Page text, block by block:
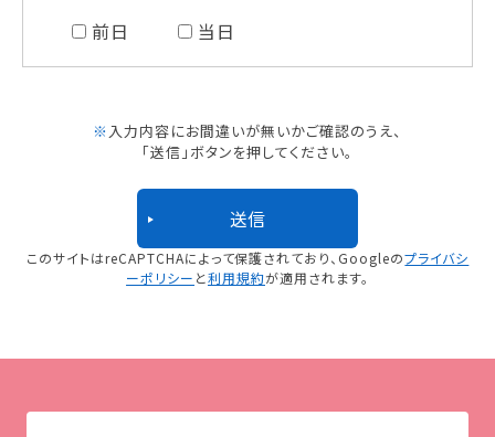
前日 当日
※ 入力内容にお間違いが無いかご確認のうえ、
「送信」ボタンを押してください。
このサイトはreCAPTCHAによって保護されており、 Googleのプライバシ
ーポリシー と利用規約が適用されます。